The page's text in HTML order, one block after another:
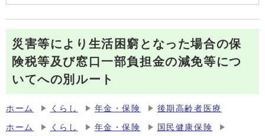
災害等により生活困窮となった場合の保
険税等及び窓口一部負担金の減免等につ
いてへの別ルート
ホーム くらし 年金・保険 後期高齢者医療
ホーム くらし 年金・保険
国民健康保険